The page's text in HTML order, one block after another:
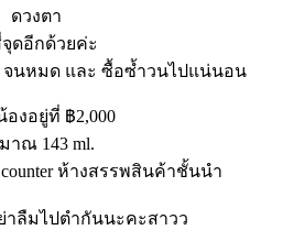
ดวงตา
ดอีกด้วยค่ะ
จนหมด และ ซื้อซ้ำวนไปแน่นอน
องอยู่ที่ ฿2,000
าณ 143 ml.
ห้างสรรพสินค้าชั้นนำ
าลืมไปตำกันนะคะสาวว